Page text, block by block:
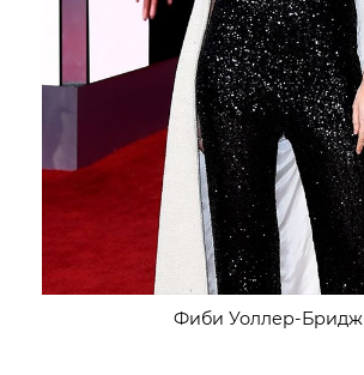
Фиби Уоллер-Бридж